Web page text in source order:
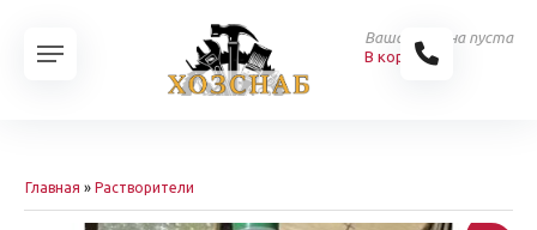
Ваша корзина пуста
В корзину
Главная » Растворители